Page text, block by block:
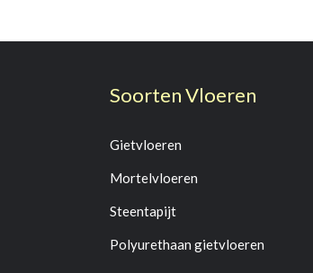
Soorten Vloeren
Gietvloeren
Mortelvloeren
Steentapijt
Polyurethaan gietvloeren